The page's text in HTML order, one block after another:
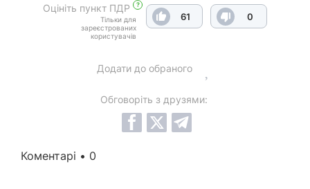
Оцініть пункт ПДР ?
Тільки для
зареєстрованих
користувачів
61 0
Додати до обраного
Обговоріть з друзями:
Коментарі • 0